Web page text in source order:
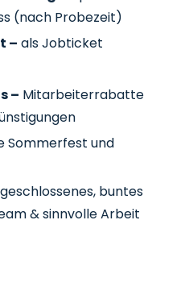
(nach Probezeit)
– als Jobticket
– Mitarbeiterrabatte
Sommerfest und
buntes
& sinnvolle Arbeit